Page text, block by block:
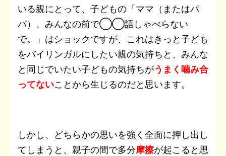
いる親にとって、子どもの「ママ（またはパ
パ）、みんなの前で◯◯語しゃべらない
で。」はショックですが、これはきっと子ども
をバイリンガルにしたい親の気持ちと、みんな
と同じでいたい子どもの気持ちがうまく噛み合
ってないことから生じるのだと思います。
しかし、どちらかの思いを強く全面に押し出し
てしまうと、親子の間で多分摩擦が起こると思